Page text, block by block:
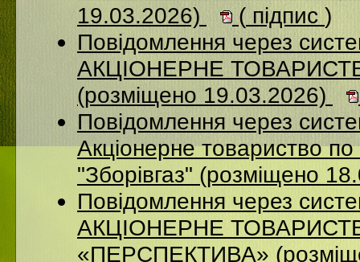
19.03.2026)
( підпис )
Повідомлення через
АКЦІОНЕРНЕ
(розміщено 19.03.2026)
Повідомлення через
Акціонерне товариство по
"Зборівгаз" (розміщено
Повідомлення через
АКЦІОНЕРНЕ
«ПЕРСПЕКТИВА»